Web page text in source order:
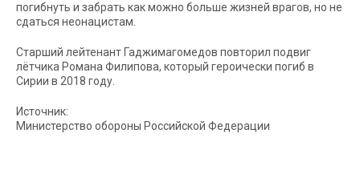
погибнуть и забрать как можно больше жизней врагов, но не
сдаться неонацистам.
Старший лейтенант Гаджимагомедов повторил подвиг
лётчика Романа Филипова, который героически погиб в
Сирии в 2018 году.
Источник:
Министерство обороны Российской Федерации